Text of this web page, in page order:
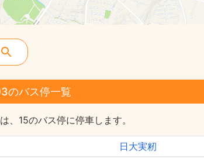
のバス停一覧
、15のバス停に停車します。
日大実籾